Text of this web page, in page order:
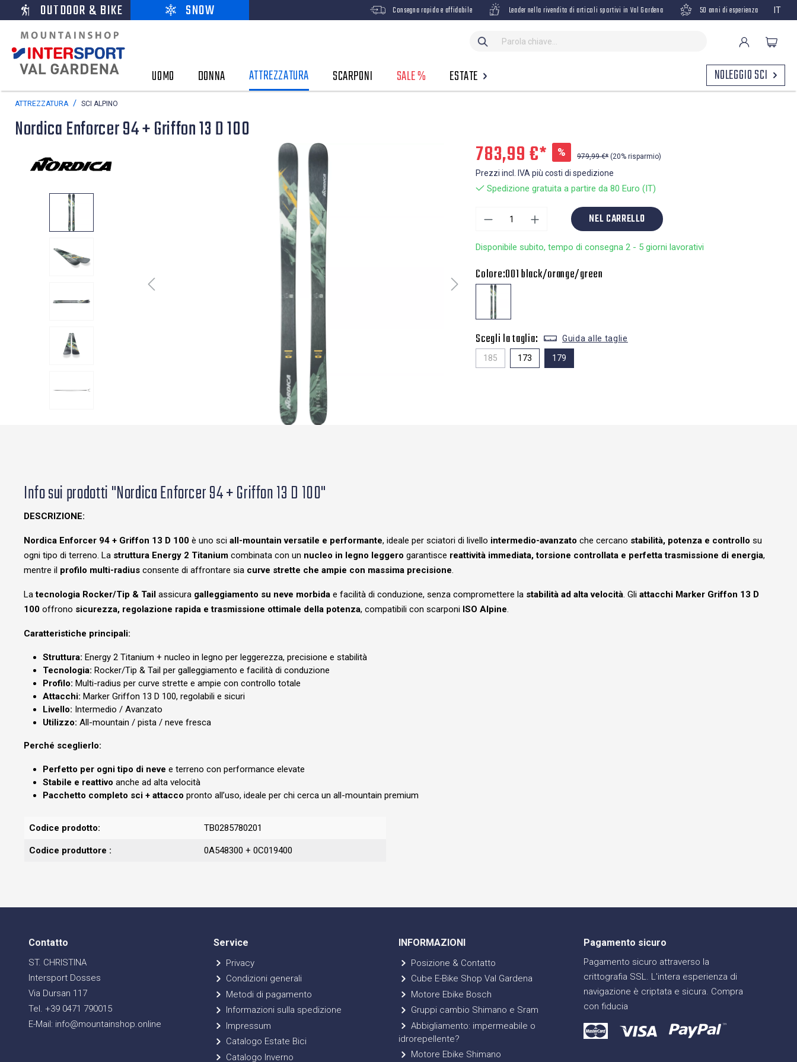
OUTDOOR & BIKE SNOW Consegna rapida e affidabile Leader nella rivendita di articoli sportivi in Val Gardena 50 anni di esperienza IT
UOMO DONNA ATTREZZATURA SCARPONI SALE % ESTATE NOLEGGIO SCI
ATTREZZATURA SCI ALPINO
Nordica Enforcer 94 + Griffon 13 D 100
783,99 €* % 979,99 €* (20% risparmio)
Prezzi incl. IVA più costi di spedizione
Spedizione gratuita a partire da 80 Euro (IT)
NEL CARRELLO
Disponibile subito, tempo di consegna 2 - 5 giorni lavorativi
Colore:001 black/orange/green
Scegli la taglia: Guida alle taglie
185 173 179
Info sui prodotti "Nordica Enforcer 94 + Griffon 13 D 100"
DESCRIZIONE:
Nordica Enforcer 94 + Griffon 13 D 100 è uno sci all-mountain versatile e performante, ideale per sciatori di livello intermedio-avanzato che cercano stabilità, potenza e controllo su
ogni tipo di terreno. La struttura Energy 2 Titanium combinata con un nucleo in legno leggero garantisce reattività immediata, torsione controllata e perfetta trasmissione di energia,
mentre il profilo multi-radius consente di affrontare sia curve strette che ampie con massima precisione.
Latecnologia Rocker/Tip & Tail assicura galleggiamento su neve morbida e facilità di conduzione, senza compromettere la stabilità ad alta velocità. Gli attacchi Marker Griffon 13 D
100 offrono sicurezza, regolazione rapida e trasmissione ottimale della potenza, compatibili con scarponi ISO Alpine.
Caratteristiche principali:
Struttura: Energy 2 Titanium + nucleo in legno per leggerezza, precisione e stabilità
Tecnologia: Rocker/Tip & Tail per galleggiamento e facilità di conduzione
Profilo: Multi-radius per curve strette e ampie con controllo totale
Attacchi: Marker Griffon 13 D 100, regolabili e sicuri
Livello: Intermedio / Avanzato
Utilizzo: All-mountain / pista / neve fresca
Perché sceglierlo:
Perfetto per ogni tipo di neve e terreno con performance elevate
Stabile e reattivo anche ad alta velocità
Pacchetto completo sci + attacco pronto all’uso, ideale per chi cerca un all-mountain premium
Codice prodotto: TB0285780201
Codice produttore : 0A548300 + 0C019400
Contatto
ST. CHRISTINA
Intersport Dosses
Via Dursan 117
Tel. +39 0471 790015
E-Mail: info@mountainshop.online
Service
Privacy
Condizioni generali
Metodi di pagamento
Informazioni sulla spedizione
Impressum
Catalogo Estate Bici
Catalogo Inverno
INFORMAZIONI
Posizione & Contatto
Cube E-Bike Shop Val Gardena
Motore Ebike Bosch
Gruppi cambio Shimano e Sram
Abbigliamento: impermeabile o
idrorepellente?
Motore Ebike Shimano
Pagamento sicuro
Pagamento sicuro attraverso la
crittografia SSL. L'intera esperienza di
navigazione è criptata e sicura. Compra
con fiducia